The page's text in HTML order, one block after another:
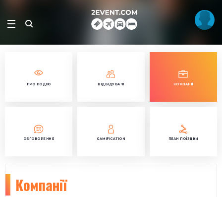
ПРО ПОДІЮ ВІДВІДУВАЧІ КОМПАНІЇ
ОБГОВОРЕННЯ GAMIFICATION ПЛАН ПОЇЗДКИ
Компанії